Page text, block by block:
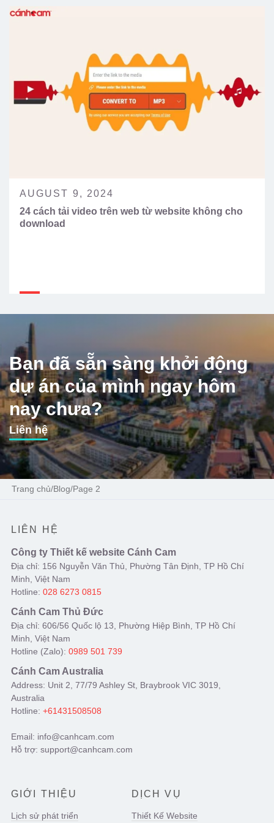
AUGUST 9, 2024
24 cách tải video trên web từ website không cho
download
Bạn đã sẵn sàng khởi động
dự án của mình ngay hôm
nay chưa?
Liên hệ
Trang chủ/Blog/Page 2
LIÊN HỆ
Công ty Thiết kế website Cánh Cam
Địa chỉ: 156 Nguyễn Văn Thủ, Phường Tân Định, TP Hồ Chí
Minh, Việt Nam
Hotline: 028 6273 0815
Cánh Cam Thủ Đức
Địa chỉ: 606/56 Quốc lộ 13, Phường Hiệp Bình, TP Hồ Chí
Minh, Việt Nam
Hotline (Zalo): 0989 501 739
Cánh Cam Australia
Address: Unit 2, 77/79 Ashley St, Braybrook VIC 3019,
Australia
Hotline: +61431508508
Email: info@canhcam.com
Hỗ trợ: support@canhcam.com
GIỚI THIỆU
Lịch sử phát triển
DỊCH VỤ
Thiết Kế Website